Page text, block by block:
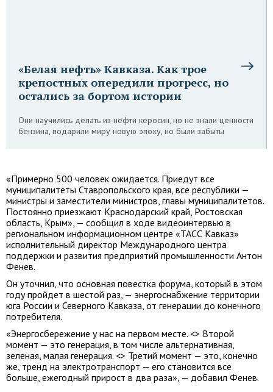
«Белая нефть» Кавказа. Как трое
крепостных опередили прогресс, но
остались за бортом истории
Они научились делать из нефти керосин, но не знали ценности
бензина, подарили миру новую эпоху, но были забыты
«Примерно 500 человек ожидается. Приедут все
муниципалитеты Ставропольского края, все республики —
министры и заместители министров, главы муниципалитетов.
Постоянно приезжают Краснодарский край, Ростовская
область, Крым», — сообщил в ходе видеоинтервью в
региональном информационном центре «ТАСС Кавказ»
исполнительный директор Международного центра
поддержки и развития предприятий промышленности Антон
Фенев.
Он уточнил, что основная повестка форума, который в этом
году пройдет в шестой раз, — энергоснабжение территории
юга России и Северного Кавказа, от генерации до конечного
потребителя.
«Энергосбережение у нас на первом месте. <> Второй
момент — это генерация, в том числе альтернативная,
зеленая, малая генерация. <> Третий момент — это, конечно
же, тренд на электротранспорт — его становится все
больше, ежегодный прирост в два раза», — добавил Фенев.